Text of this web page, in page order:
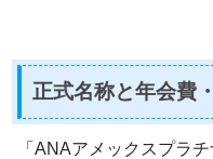
正式名称と年会費
「ANAアメックスプラ